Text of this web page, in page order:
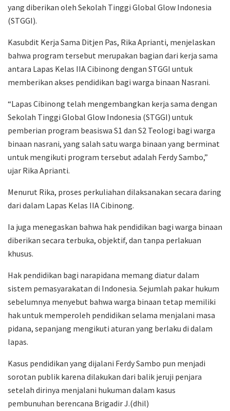
yang diberikan oleh Sekolah Tinggi Global Glow Indonesia
(STGGI).
Kasubdit Kerja Sama Ditjen Pas, Rika Aprianti, menjelaskan
bahwa program tersebut merupakan bagian dari kerja sama
antara Lapas Kelas IIA Cibinong dengan STGGI untuk
memberikan akses pendidikan bagi warga binaan Nasrani.
“Lapas Cibinong telah mengembangkan kerja sama dengan
Sekolah Tinggi Global Glow Indonesia (STGGI) untuk
pemberian program beasiswa S1 dan S2 Teologi bagi warga
binaan nasrani, yang salah satu warga binaan yang berminat
untuk mengikuti program tersebut adalah Ferdy Sambo,”
ujar Rika Aprianti.
Menurut Rika, proses perkuliahan dilaksanakan secara daring
dari dalam Lapas Kelas IIA Cibinong.
Ia juga menegaskan bahwa hak pendidikan bagi warga binaan
diberikan secara terbuka, objektif, dan tanpa perlakuan
khusus.
Hak pendidikan bagi narapidana memang diatur dalam
sistem pemasyarakatan di Indonesia. Sejumlah pakar hukum
sebelumnya menyebut bahwa warga binaan tetap memiliki
hak untuk memperoleh pendidikan selama menjalani masa
pidana, sepanjang mengikuti aturan yang berlaku di dalam
lapas.
Kasus pendidikan yang dijalani Ferdy Sambo pun menjadi
sorotan publik karena dilakukan dari balik jeruji penjara
setelah dirinya menjalani hukuman dalam kasus
pembunuhan berencana Brigadir J.(dhil)